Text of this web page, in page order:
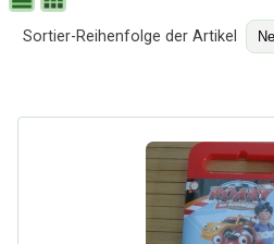
Sortier-Reihenfolge der Artikel